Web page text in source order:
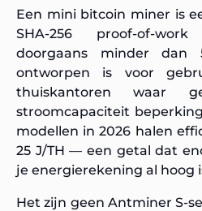
Een mini bitcoin miner is
SHA-256 proof-of-
doorgaans minder dan
ontworpen is voor
thuiskantoren waar
stroomcapaciteit
modellen in 2026 halen
25 J/TH — een getal dat
je energierekening al hoog
Het zijn geen Antminer S-